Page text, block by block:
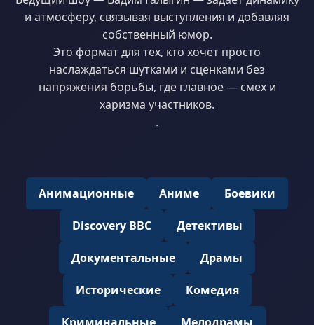
и атмосферу, связывая выступления и добавляя
собственный юмор.
Это формат для тех, кто хочет просто
наслаждаться шутками и сценками без
напряжения борьбы, где главное — смех и
харизма участников.
.
Анимационные Аниме Боевики
Discovery BBC Детективы
Документальные Драмы
Исторические Комедия